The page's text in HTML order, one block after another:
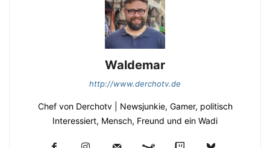
Waldemar
http://www.derchotv.de
Chef von Derchotv | Newsjunkie, Gamer, politisch
Interessiert, Mensch, Freund und ein Wadi